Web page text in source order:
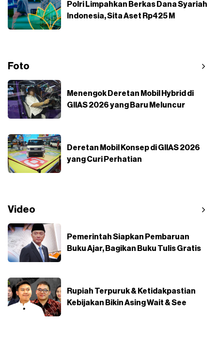
Polri Limpahkan Berkas Dana Syariah
Indonesia, Sita Aset Rp425 M
Foto
Menengok Deretan Mobil Hybrid di
GIIAS 2026 yang Baru Meluncur
Deretan Mobil Konsep di GIIAS 2026
yang Curi Perhatian
Video
Pemerintah Siapkan Pembaruan
Buku Ajar, Bagikan Buku Tulis Gratis
Rupiah Terpuruk & Ketidakpastian
Kebijakan Bikin Asing Wait & See